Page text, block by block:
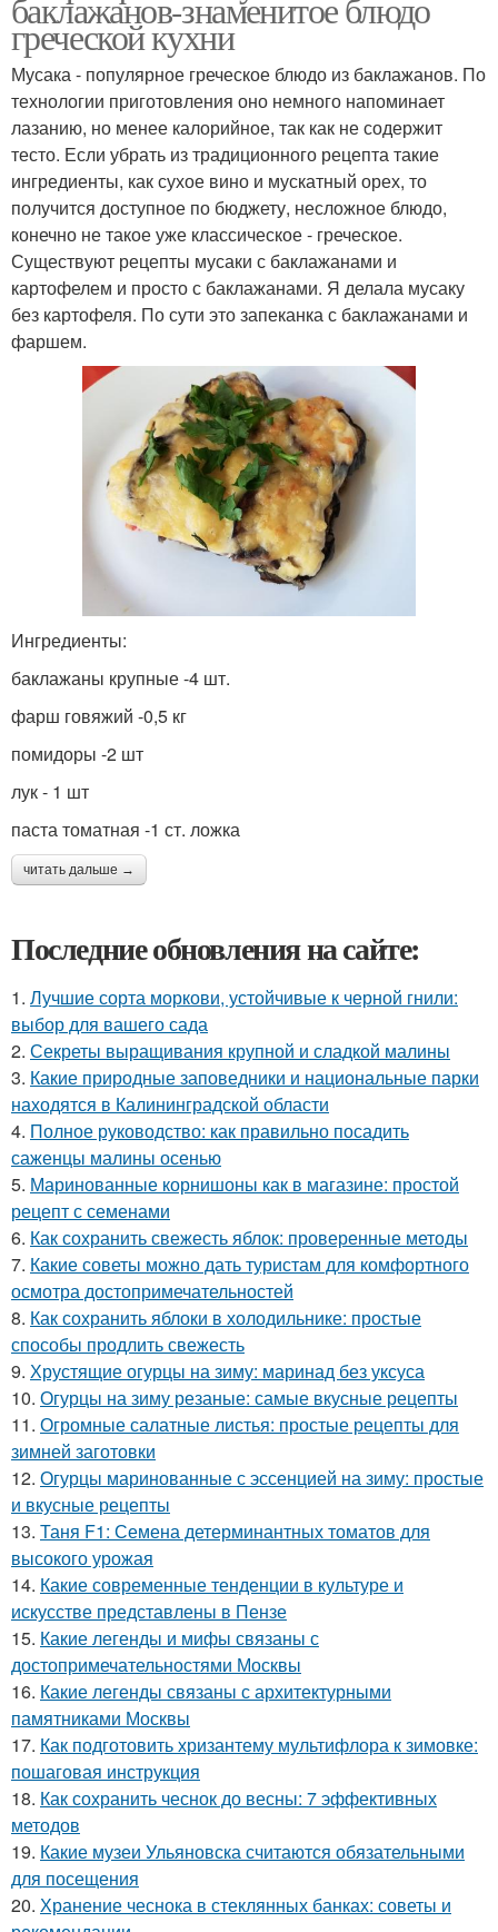
баклажанов-знаменитое блюдо
греческой кухни
Мусака - популярное греческое блюдо из баклажанов. По
технологии приготовления оно немного напоминает
лазанию, но менее калорийное, так как не содержит
тесто. Если убрать из традиционного рецепта такие
ингредиенты, как сухое вино и мускатный орех, то
получится доступное по бюджету, несложное блюдо,
конечно не такое уже классическое - греческое.
Существуют рецепты мусаки с баклажанами и
картофелем и просто с баклажанами. Я делала мусаку
без картофеля. По сути это запеканка с баклажанами и
фаршем.
Ингредиенты:
баклажаны крупные -4 шт.
фарш говяжий -0,5 кг
помидоры -2 шт
лук - 1 шт
паста томатная -1 ст. ложка
читать дальше →
Последние обновления на сайте:
1. Лучшие сорта моркови, устойчивые к черной гнили:
выбор для вашего сада
2. Секреты выращивания крупной и сладкой малины
3. Какие природные заповедники и национальные парки
находятся в Калининградской области
4. Полное руководство: как правильно посадить
саженцы малины осенью
5. Маринованные корнишоны как в магазине: простой
рецепт с семенами
6. Как сохранить свежесть яблок: проверенные методы
7. Какие советы можно дать туристам для комфортного
осмотра достопримечательностей
8. Как сохранить яблоки в холодильнике: простые
способы продлить свежесть
9. Хрустящие огурцы на зиму: маринад без уксуса
10. Огурцы на зиму резаные: самые вкусные рецепты
11. Огромные салатные листья: простые рецепты для
зимней заготовки
12. Огурцы маринованные с эссенцией на зиму: простые
и вкусные рецепты
13. Таня F1: Семена детерминантных томатов для
высокого урожая
14. Какие современные тенденции в культуре и
искусстве представлены в Пензе
15. Какие легенды и мифы связаны с
достопримечательностями Москвы
16. Какие легенды связаны с архитектурными
памятниками Москвы
17. Как подготовить хризантему мультифлора к зимовке:
пошаговая инструкция
18. Как сохранить чеснок до весны: 7 эффективных
методов
19. Какие музеи Ульяновска считаются обязательными
для посещения
20. Хранение чеснока в стеклянных банках: советы и